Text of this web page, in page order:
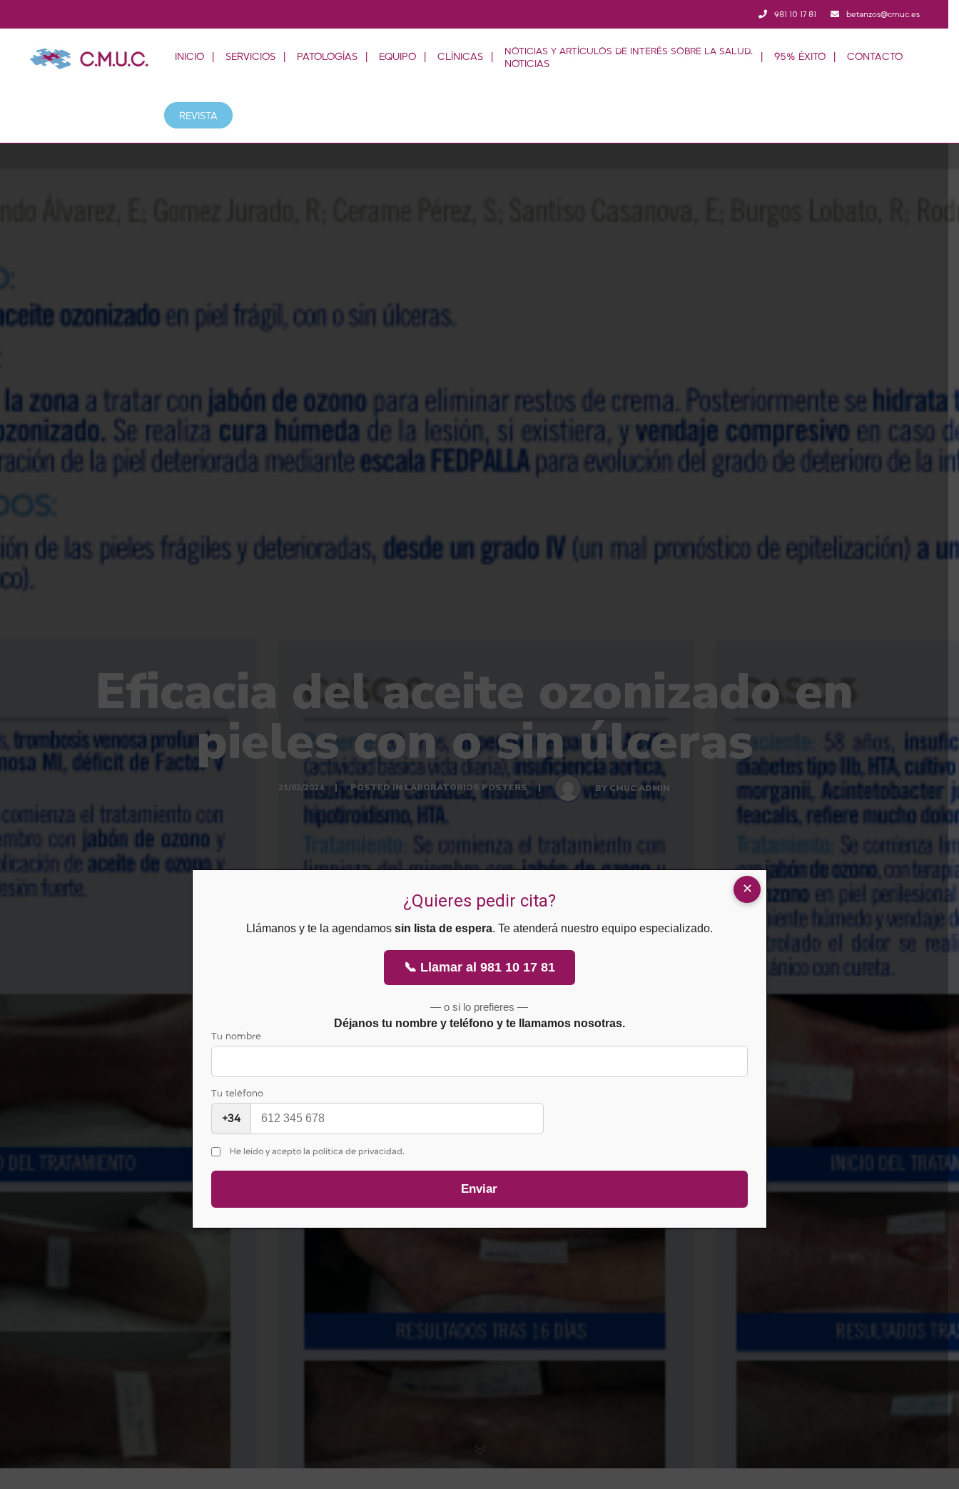
betanzos@cmuc.es
981 10 17 81
INICIO SERVICIOS PATOLOGÍAS EQUIPO CLÍNICAS
NOTICIAS
95% ÉXITO CONTACTO
REVISTA
Eficacia del aceite ozonizado en
pieles con o sin úlceras
21/02/2024 POSTED IN LABORATORIOS POSTERS BYCMUC ADMIN
¿Quieres pedir cita?
Llámanos y te la agendamos sin lista de espera. Te atenderá nuestro equipo especializado.
📞 Llamar al 981 10 17 81
— o si lo prefieres —
Déjanos tu nombre y teléfono y te llamamos nosotras.
Tu nombre
Tu teléfono
+34
He leído y acepto la política de privacidad.